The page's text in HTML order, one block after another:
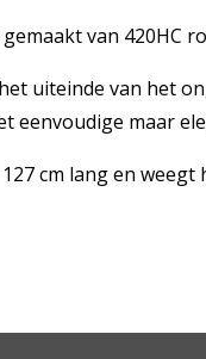
van 420HC
uiteinde van het
eenvoudige maar
cm lang en weegt